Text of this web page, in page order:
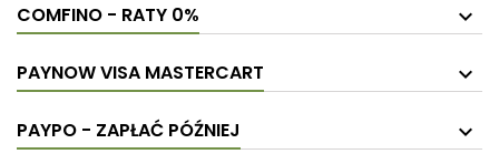
COMFINO - RATY 0%
PAYNOW VISA MASTERCART
PAYPO - ZAPŁAĆ PÓŹNIEJ